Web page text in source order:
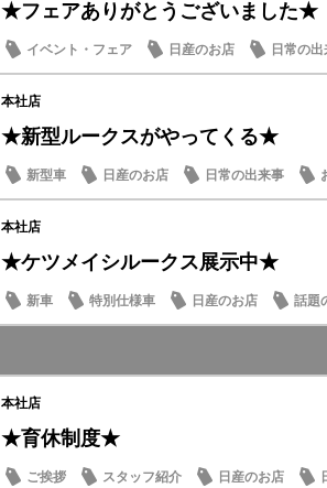
★フェアありがとうございました★
イベント・フェア 日産のお店 日常の
本社店
★新型ルークスがやってくる★
新型車 日産のお店 日常の出来事
本社店
★ケツメイシルークス展示中★
新車 特別仕様車 日産のお店 話題
本社店
★育休制度★
ご挨拶 スタッフ紹介 日産のお店